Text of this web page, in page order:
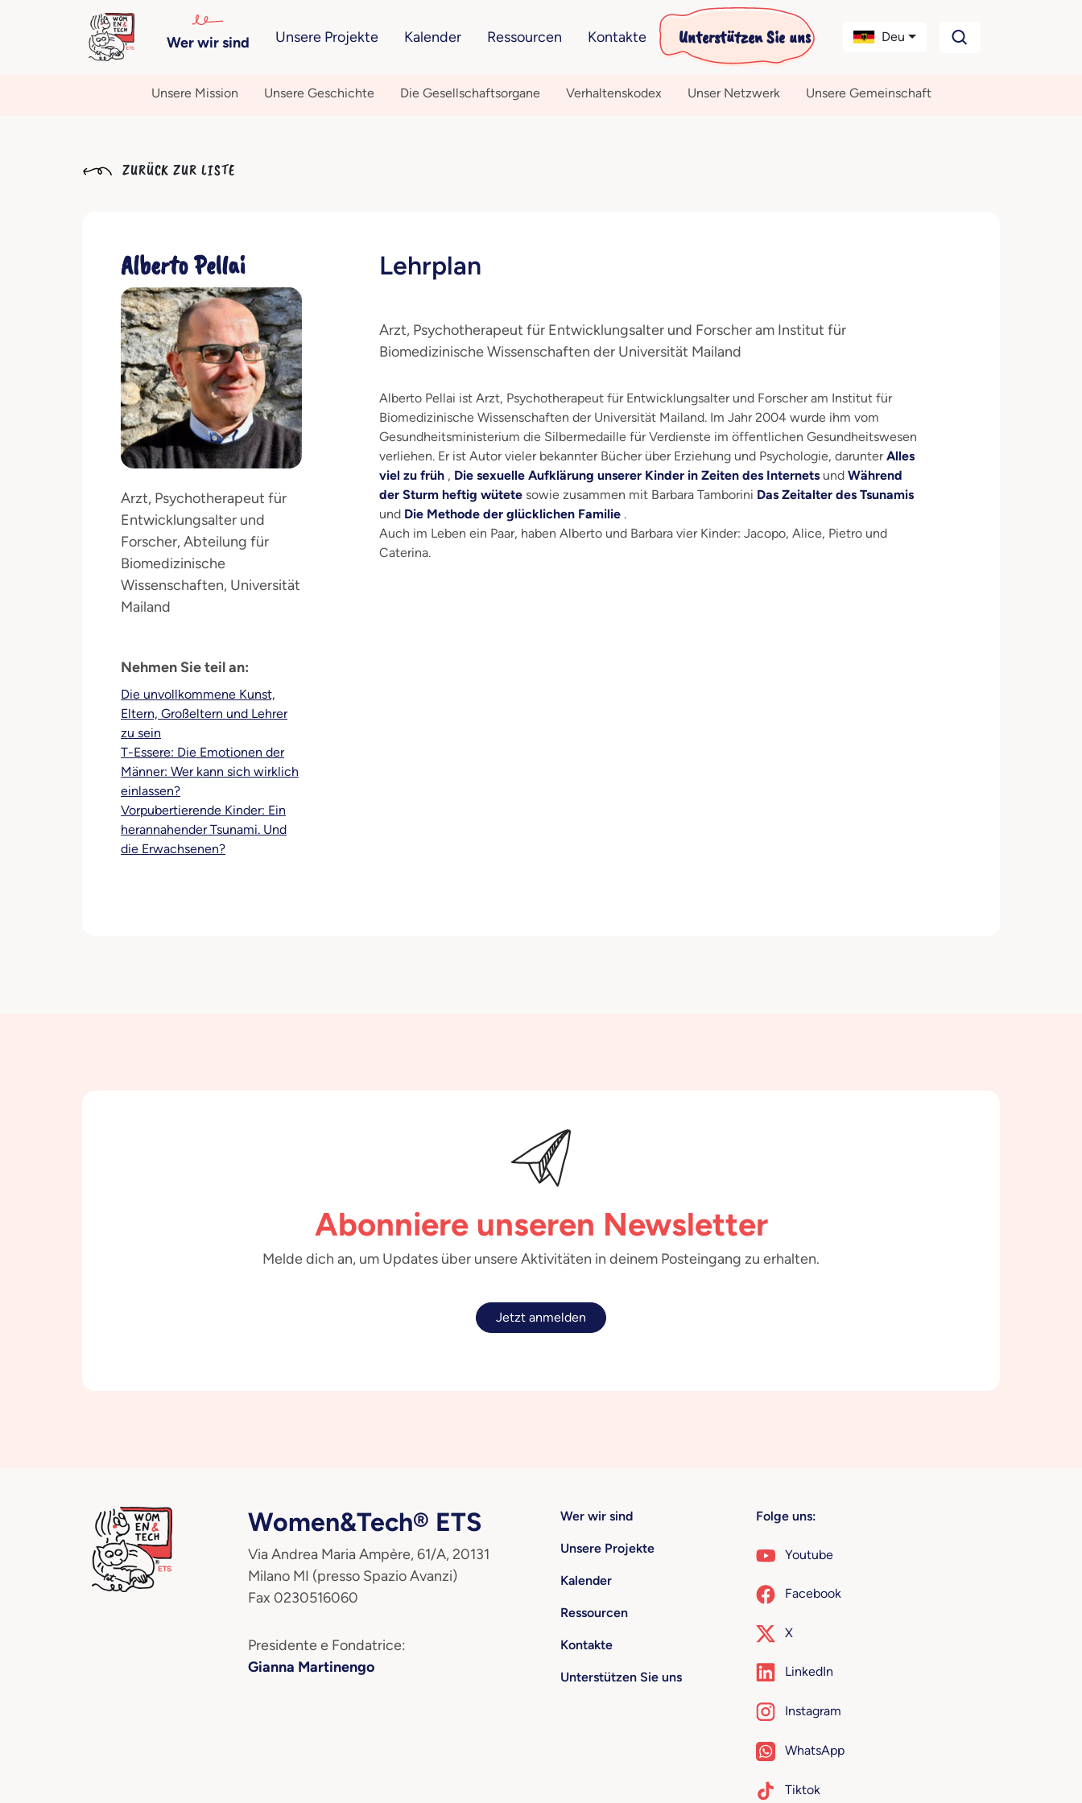
Wer wir sind Unsere Projekte Kalender Ressourcen Kontakte Unterstützen Sie uns Deu
Unsere Mission Unsere Geschichte Die Gesellschaftsorgane Verhaltenskodex Unser Netzwerk Unsere Gemeinschaft
ZURÜCK ZUR LISTE
Alberto Pellai
Arzt, Psychotherapeut für
Entwicklungsalter und
Forscher, Abteilung für
Biomedizinische
Wissenschaften, Universität
Mailand
Nehmen Sie teil an:
Die unvollkommene Kunst,
Eltern, Großeltern und Lehrer
zu sein
T-Essere: Die Emotionen der
Männer: Wer kann sich wirklich
einlassen?
Vorpubertierende Kinder: Ein
herannahender Tsunami. Und
die Erwachsenen?
Lehrplan
Arzt, Psychotherapeut für Entwicklungsalter und Forscher am Institut für
Biomedizinische Wissenschaften der Universität Mailand
Alberto Pellai ist Arzt, Psychotherapeut für Entwicklungsalter und Forscher am Institut für
Biomedizinische Wissenschaften der Universität Mailand. Im Jahr 2004 wurde ihm vom
Gesundheitsministerium die Silbermedaille für Verdienste im öffentlichen Gesundheitswesen
verliehen. Er ist Autor vieler bekannter Bücher über Erziehung und Psychologie, darunterAlles
viel zu früh , Die sexuelle Aufklärung unserer Kinder in Zeiten des Internets und Während
der Sturm heftig wütete sowie zusammen mit Barbara Tamborini Das Zeitalter des Tsunamis
und Die Methode der glücklichen Familie .
Auch im Leben ein Paar, haben Alberto und Barbara vier Kinder: Jacopo, Alice, Pietro und
Caterina.
Abonniere unseren Newsletter
Melde dich an, um Updates über unsere Aktivitäten in deinem Posteingang zu erhalten.
Jetzt anmelden
Women&Tech® ETS
Via Andrea Maria Ampère, 61/A, 20131
Milano MI (presso Spazio Avanzi)
Fax 0230516060
Presidente e Fondatrice:
Gianna Martinengo
Wer wir sind
Unsere Projekte
Kalender
Ressourcen
Kontakte
Unterstützen Sie uns
Folge uns:
Youtube
Facebook
X
LinkedIn
Instagram
WhatsApp
Tiktok